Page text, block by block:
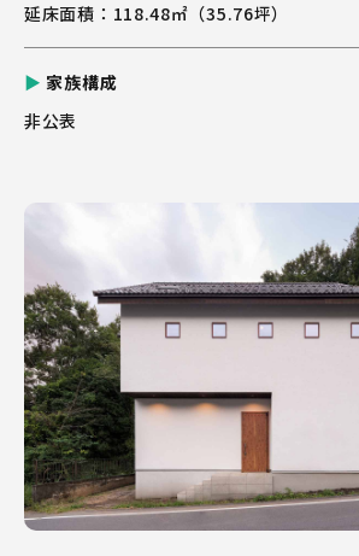
延床面積
118.48㎡（35.76坪）
家族構成
非公表